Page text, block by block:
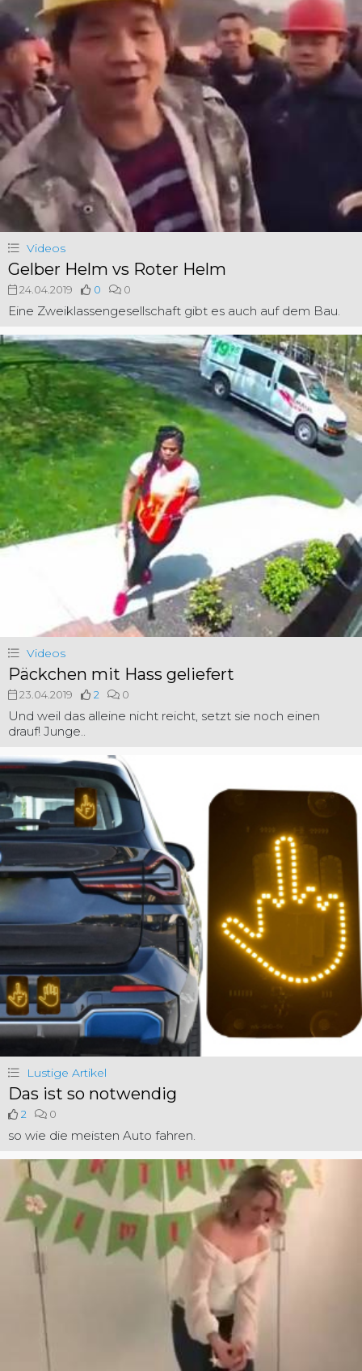
Videos
Gelber Helm vs Roter Helm
24.04.2019 0 0
Eine Zweiklassengesellschaft gibt es auch auf dem Bau.
Videos
Päckchen mit Hass geliefert
23.04.2019 2 0
Und weil das alleine nicht reicht, setzt sie noch einen
drauf! Junge..
Lustige Artikel
Das ist so notwendig
2 0
so wie die meisten Auto fahren.